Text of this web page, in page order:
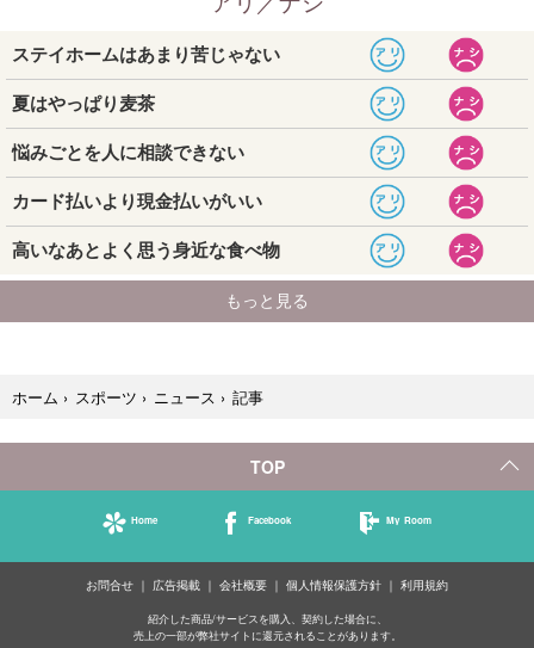
ホーム › スポーツ › ニュース › 記事
TOP
Home Facebook My Room
お問合せ 広告掲載 会社概要 個人情報保護方針 利用規約
紹介した商品/サービスを購入、契約した場合に、
売上の一部が弊社サイトに還元されることがあります。